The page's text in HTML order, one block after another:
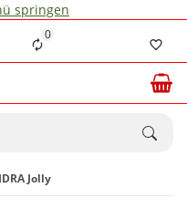
springen
0
Jolly